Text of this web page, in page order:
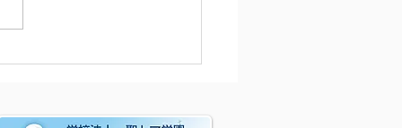
園だよりの言葉